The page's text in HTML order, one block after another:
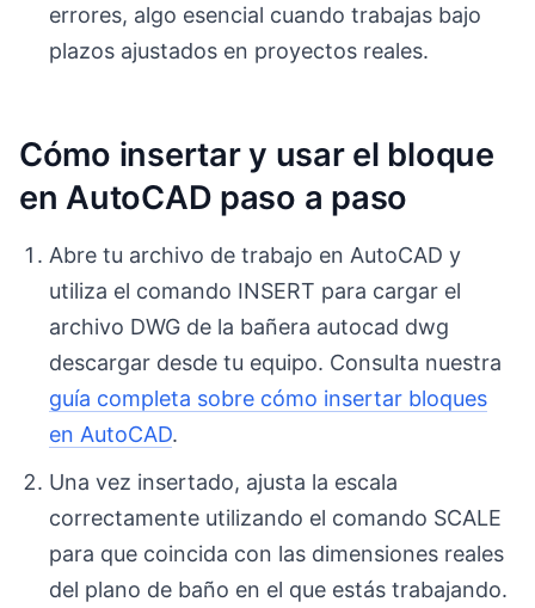
errores, algo esencial cuando trabajas bajo
plazos ajustados en proyectos reales.
Cómo insertar y usar el bloque
en AutoCAD paso a paso
Abre tu archivo de trabajo en AutoCAD y
utiliza el comando INSERT para cargar el
archivo DWG de la bañera autocad dwg
descargar desde tu equipo. Consulta nuestra
guía completa sobre cómo insertar bloques
en AutoCAD.
Una vez insertado, ajusta la escala
correctamente utilizando el comando SCALE
para que coincida con las dimensiones reales
del plano de baño en el que estás trabajando.